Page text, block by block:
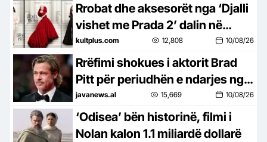
Rrobat dhe aksesorët nga ‘Djalli
vishet me Prada 2’ dalin në
ankand online
kultplus.com 12,808 10/08/26
Rrëfimi shokues i aktorit Brad
Pitt për periudhën e ndarjes nga
Angelina Jolie: Mendova të
vrisja veten, por…
javanews.al 15,669 10/08/26
‘Odisea’ bën historinë, filmi i
Nolan kalon 1.1 miliardë dollarë